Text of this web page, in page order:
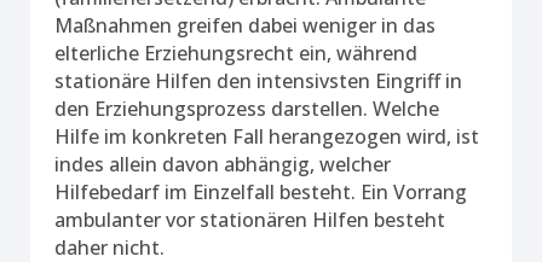
Maßnahmen greifen dabei weniger in das
elterliche Erziehungsrecht ein, während
stationäre Hilfen den intensivsten Eingriff in
den Erziehungsprozess darstellen. Welche
Hilfe im konkreten Fall herangezogen wird, ist
indes allein davon abhängig, welcher
Hilfebedarf im Einzelfall besteht. Ein Vorrang
ambulanter vor stationären Hilfen besteht
daher nicht.